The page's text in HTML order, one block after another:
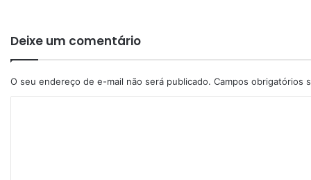
Deixe um comentário
O seu endereço de e-mail não será publicado. Campos obrigatórios